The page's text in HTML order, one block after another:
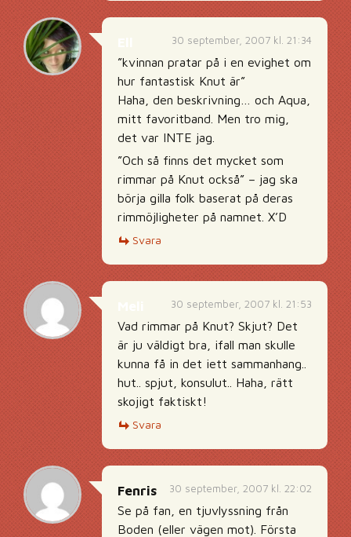
30 september, 2007 kl. 21:34
”kvinnan pratar på i en evighet om
hur fantastisk Knut är”
Haha, den beskrivning… och Aqua,
mitt favoritband. Men tro mig,
det var INTE jag.
”Och så finns det mycket som
rimmar på Knut också” – jag ska
börja gilla folk baserat på deras
rimmöjligheter på namnet. X’D
Svara
30 september, 2007 kl. 21:53
Vad rimmar på Knut? Skjut? Det
är ju väldigt bra, ifall man skulle
kunna få in det iett sammanhang..
hut.. spjut, konsulut.. Haha, rätt
skojigt faktiskt!
Svara
30 september, 2007 kl. 22:02
Fenris
Se på fan, en tjuvlyssning från
Boden (eller vägen mot). Första